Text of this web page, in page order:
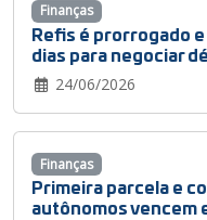
Refis é prorrogado
dias para negociar
24/06/2026
Finanças
Primeira parcela e
autônomos vencem
Finanças